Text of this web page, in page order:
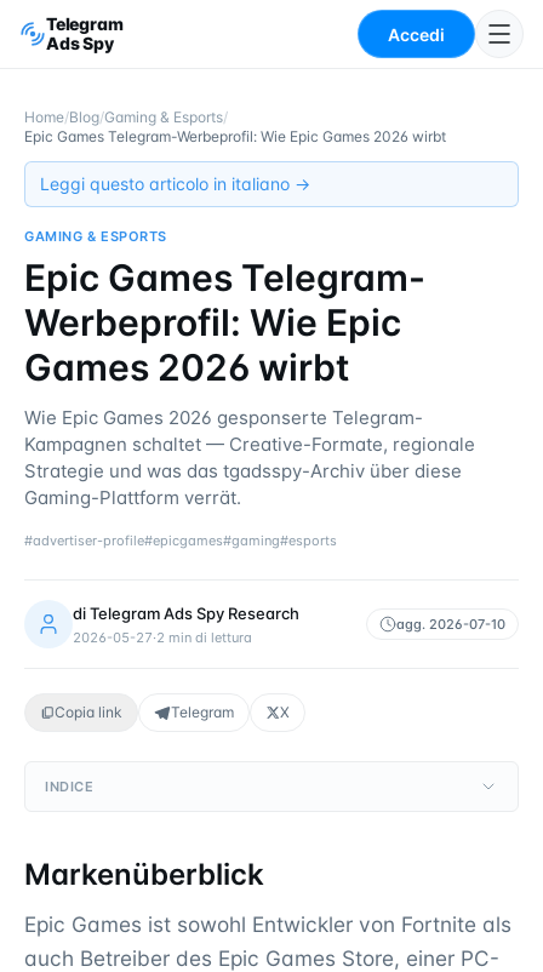
Telegram
Ads Spy
Accedi
Home/Blog/Gaming & Esports/
Epic Games Telegram-Werbeprofil: Wie Epic Games 2026 wirbt
Leggi questo articolo in italiano →
GAMING & ESPORTS
Epic Games Telegram-
Werbeprofil: Wie Epic
Games 2026 wirbt
Wie Epic Games 2026 gesponserte Telegram-
Kampagnen schaltet — Creative-Formate, regionale
Strategie und was das tgadsspy-Archiv über diese
Gaming-Plattform verrät.
#advertiser-profile#epicgames#gaming#esports
diTelegram Ads Spy Research
2026-05-27·2 min di lettura
agg. 2026-07-10
Copia link Telegram X
INDICE
Markenüberblick
Epic Games ist sowohl Entwickler von Fortnite als
auch Betreiber des Epic Games Store, einer PC-